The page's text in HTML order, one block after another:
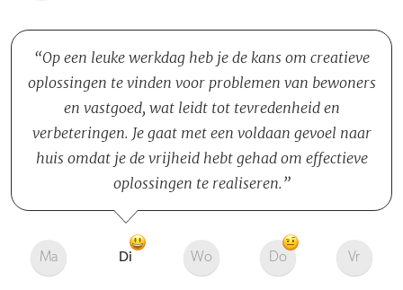
Op een leuke werkdag heb je de kans om creatieve
oplossingen te vinden voor problemen van bewoners
en vastgoed, wat leidt tot tevredenheid en
verbeteringen. Je gaat met een voldaan gevoel naar
huis omdat je de vrijheid hebt gehad om effectieve
oplossingen te realiseren.
Ma Di Wo Do Vr